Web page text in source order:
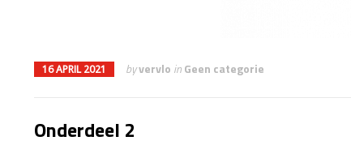
16 APRIL 2021 byvervlo inGeen categorie
Onderdeel 2